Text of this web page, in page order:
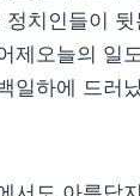
치인들이
제오늘의 일
일하에 드러